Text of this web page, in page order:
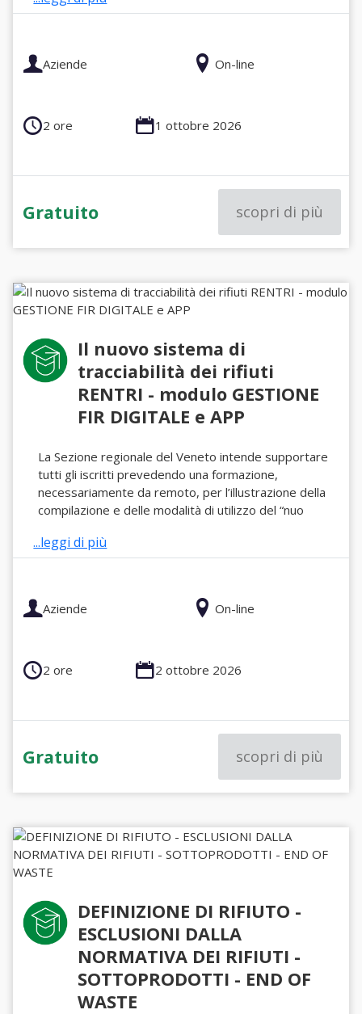
Aziende On-line
2 ore 1 ottobre 2026
Gratuito scopri di più
Il nuovo sistema di
tracciabilità dei rifiuti
RENTRI - modulo GESTIONE
FIR DIGITALE e APP
La Sezione regionale del Veneto intende supportare
tutti gli iscritti prevedendo una formazione,
necessariamente da remoto, per l’illustrazione della
compilazione e delle modalità di utilizzo del “nuo
...leggi di più
Aziende On-line
2 ore 2 ottobre 2026
Gratuito scopri di più
DEFINIZIONE DI RIFIUTO -
ESCLUSIONI DALLA
NORMATIVA DEI RIFIUTI -
SOTTOPRODOTTI - END OF
WASTE